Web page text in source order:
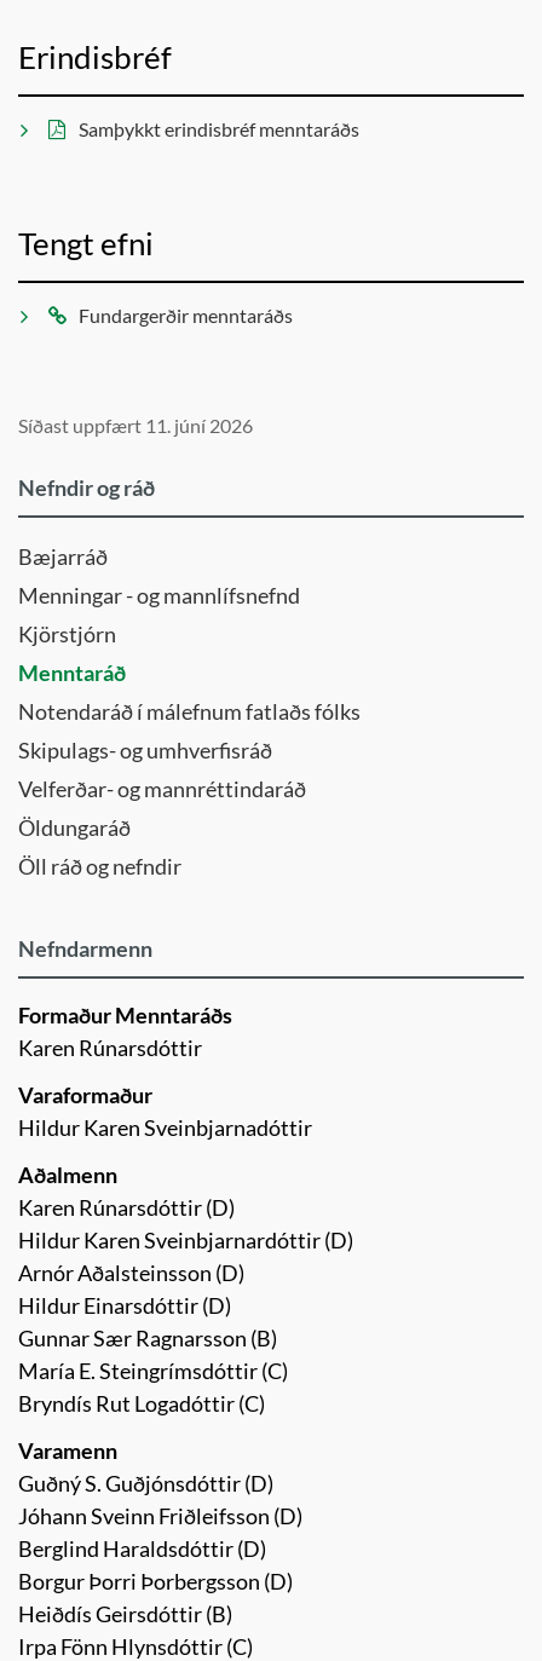
Erindisbréf
Samþykkt erindisbréf menntaráðs
Tengt efni
Fundargerðir menntaráðs
Síðast uppfært 11. júní 2026
Nefndir og ráð
Bæjarráð
Menningar - og mannlífsnefnd
Kjörstjórn
Menntaráð
Notendaráð í málefnum fatlaðs fólks
Skipulags- og umhverfisráð
Velferðar- og mannréttindaráð
Öldungaráð
Öll ráð og nefndir
Nefndarmenn
Formaður Menntaráðs
Karen Rúnarsdóttir
Varaformaður
Hildur Karen Sveinbjarnadóttir
Aðalmenn
Karen Rúnarsdóttir (D)
Hildur Karen Sveinbjarnardóttir (D)
Arnór Aðalsteinsson (D)
Hildur Einarsdóttir (D)
Gunnar Sær Ragnarsson (B)
María E. Steingrímsdóttir (C)
Bryndís Rut Logadóttir (C)
Varamenn
Guðný S. Guðjónsdóttir (D)
Jóhann Sveinn Friðleifsson (D)
Berglind Haraldsdóttir (D)
Borgur Þorri Þorbergsson (D)
Heiðdís Geirsdóttir (B)
Irpa Fönn Hlynsdóttir (C)